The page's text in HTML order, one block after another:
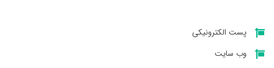
پست الکترونیکی
وب سایت